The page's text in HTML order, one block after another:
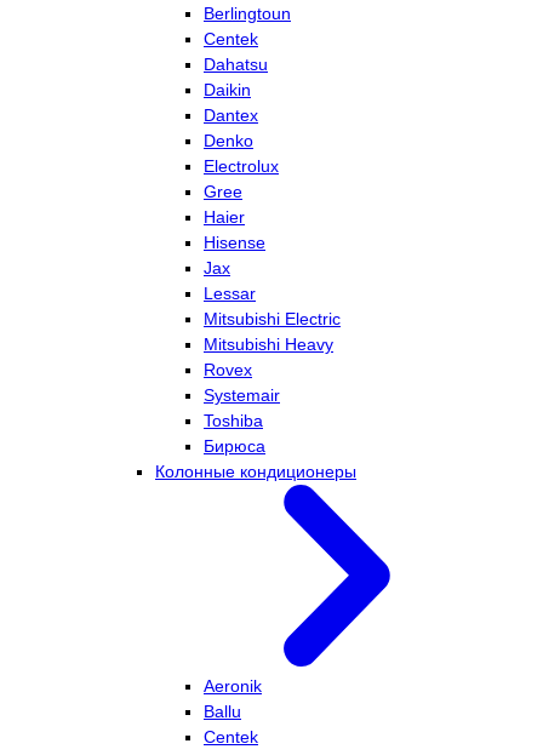
Berlingtoun
Centek
Dahatsu
Daikin
Dantex
Denko
Electrolux
Gree
Haier
Hisense
Jax
Lessar
Mitsubishi Electric
Mitsubishi Heavy
Rovex
Systemair
Toshiba
Бирюса
Колонные кондиционеры
Aeronik
Ballu
Centek